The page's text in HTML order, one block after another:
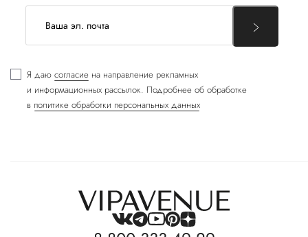
Я даю согласие на направление рекламных
и информационных рассылок. Подробнее об обработке
в политике обработки персональных данных